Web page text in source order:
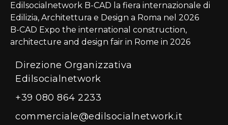
Edilsocialnetwork B-CAD la fiera internazionale di
Edilizia, Architettura e Design a Roma nel 2026
B-CAD Expo the international construction,
architecture and design fair in Rome in 2026
Direzione Organizzativa
Edilsocialnetwork
+39 080 864 2233
commerciale@edilsocialnetwork.it